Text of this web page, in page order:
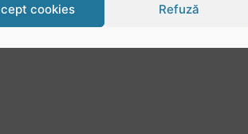
cookies Refuză